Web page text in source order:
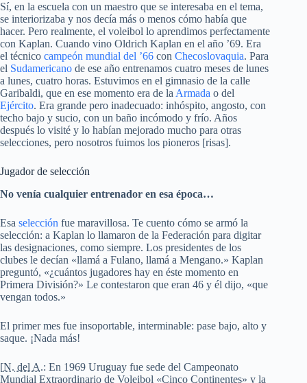
Sí, en la escuela con un maestro que se interesaba en el tema,
se interiorizaba y nos decía más o menos cómo había que
hacer. Pero realmente, el voleibol lo aprendimos perfectamente
con Kaplan. Cuando vino Oldrich Kaplan en el año ’69. Era
el técnico campeón mundial del ’66 con Checoslovaquia. Para
el Sudamericano de ese año entrenamos cuatro meses de lunes
a lunes, cuatro horas. Estuvimos en el gimnasio de la calle
Garibaldi, que en ese momento era de la Armada o del
Ejército. Era grande pero inadecuado: inhóspito, angosto, con
techo bajo y sucio, con un baño incómodo y frío. Años
después lo visité y lo habían mejorado mucho para otras
selecciones, pero nosotros fuimos los pioneros [risas].
Jugador de selección
No venía cualquier entrenador en esa época…
Esa selección fue maravillosa. Te cuento cómo se armó la
selección: a Kaplan lo llamaron de la Federación para digitar
las designaciones, como siempre. Los presidentes de los
clubes le decían «llamá a Fulano, llamá a Mengano.» Kaplan
preguntó, «¿cuántos jugadores hay en éste momento en
Primera División?» Le contestaron que eran 46 y él dijo, «que
vengan todos.»
El primer mes fue insoportable, interminable: pase bajo, alto y
saque. ¡Nada más!
[N. del A.: En 1969 Uruguay fue sede del Campeonato
Mundial Extraordinario de Voleibol «Cinco Continentes» y la